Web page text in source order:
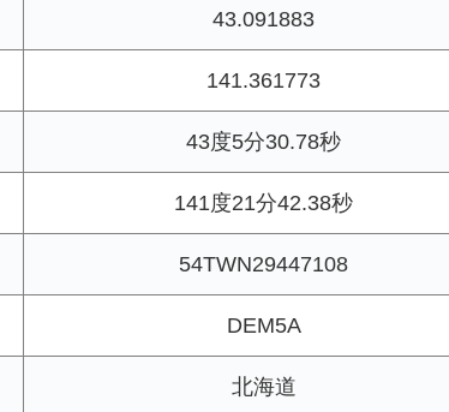
43.091883
141.361773
43度5分30.78秒
141度21分42.38秒
54TWN29447108
DEM5A
北海道